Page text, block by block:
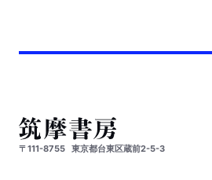
〒111-8755 東京都台東区蔵前2-5-3